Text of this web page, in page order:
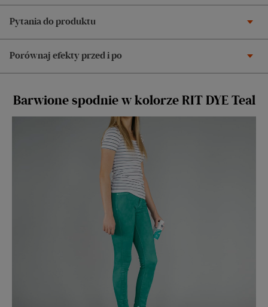
Pytania do produktu
Porównaj efekty przed i po
Barwione spodnie w kolorze RIT DYE Teal